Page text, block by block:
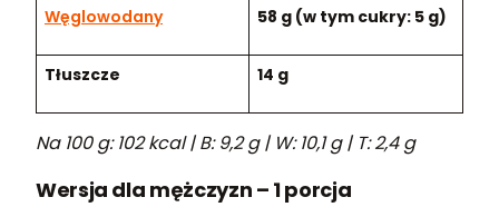
Węglowodany 58 g (w tym cukry: 5 g)
Tłuszcze 14 g
Na 100 g: 102 kcal | B: 9,2 g | W: 10,1 g | T: 2,4 g
Wersja dla mężczyzn – 1 porcja